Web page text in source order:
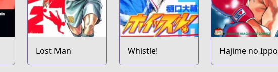
Lost Man Whistle! Hajime no Ippo